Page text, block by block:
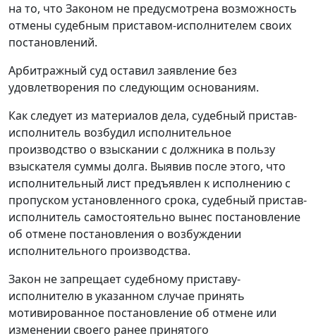
на то, что Законом не предусмотрена возможность
отмены судебным приставом-исполнителем своих
постановлений.
Арбитражный суд оставил заявление без
удовлетворения по следующим основаниям.
Как следует из материалов дела, судебный пристав-
исполнитель возбудил исполнительное
производство о взыскании с должника в пользу
взыскателя суммы долга. Выявив после этого, что
исполнительный лист предъявлен к исполнению с
пропуском установленного срока, судебный пристав-
исполнитель самостоятельно вынес постановление
об отмене постановления о возбуждении
исполнительного производства.
Закон не запрещает судебному приставу-
исполнителю в указанном случае принять
мотивированное постановление об отмене или
изменении своего ранее принятого